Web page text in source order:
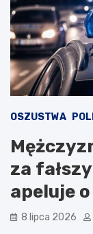
OSZUSTWA
za
apeluje
8 lipca 2026